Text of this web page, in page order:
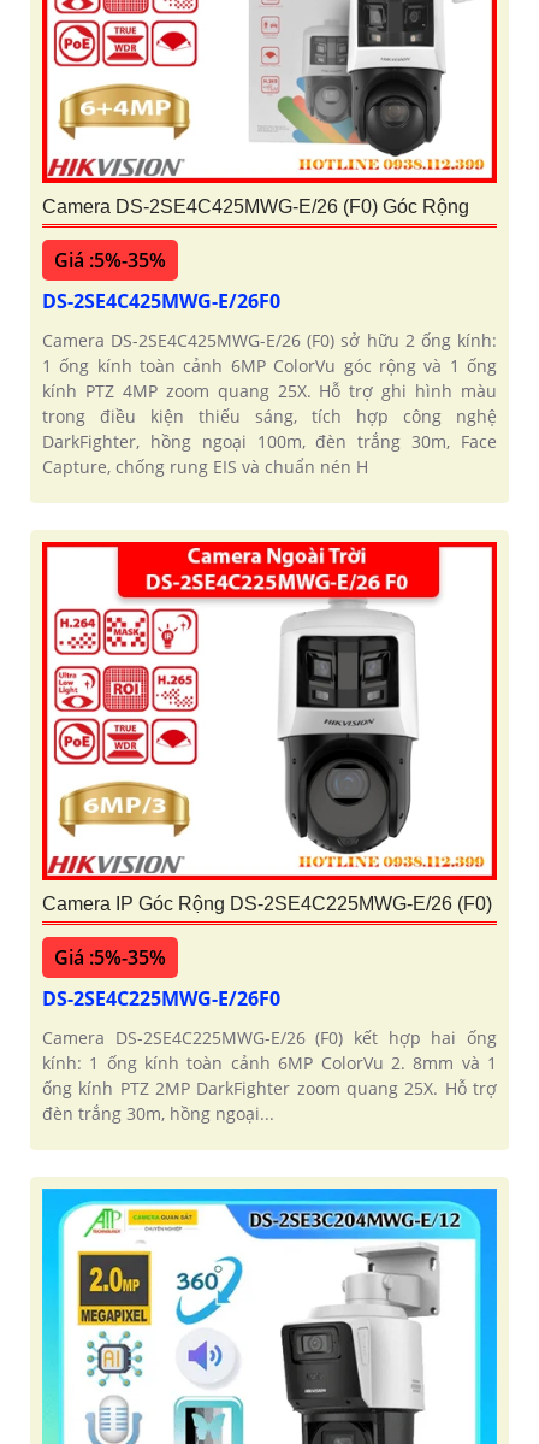
Camera DS-2SE4C425MWG-E/26 (F0) Góc Rộng
Giá :5%-35%
DS-2SE4C425MWG-E/26F0
Camera DS-2SE4C425MWG-E/26 (F0) sở hữu 2 ống kính:
1 ống kính toàn cảnh 6MP ColorVu góc rộng và 1 ống
kính PTZ 4MP zoom quang 25X. Hỗ trợ ghi hình màu
trong điều kiện thiếu sáng, tích hợp công nghệ
DarkFighter, hồng ngoại 100m, đèn trắng 30m, Face
Capture, chống rung EIS và chuẩn nén H
Camera IP Góc Rộng DS-2SE4C225MWG-E/26 (F0)
Giá :5%-35%
DS-2SE4C225MWG-E/26F0
Camera DS-2SE4C225MWG-E/26 (F0) kết hợp hai ống
kính: 1 ống kính toàn cảnh 6MP ColorVu 2. 8mm và 1
ống kính PTZ 2MP DarkFighter zoom quang 25X. Hỗ trợ
đèn trắng 30m, hồng ngoại...